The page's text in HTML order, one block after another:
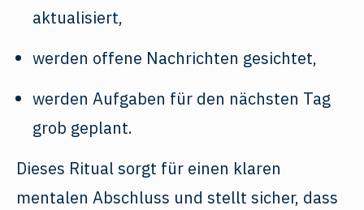
aktualisiert,
werden offene Nachrichten gesichtet,
werden Aufgaben für den nächsten Tag
grob geplant.
Dieses Ritual sorgt für einen klaren
mentalen Abschluss und stellt sicher, dass